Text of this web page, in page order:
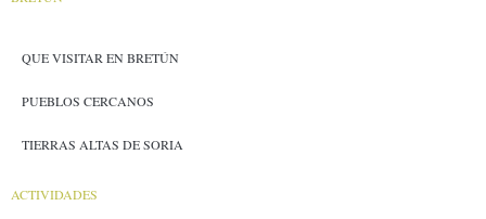
QUE VISITAR EN BRETÚN
PUEBLOS CERCANOS
TIERRAS ALTAS DE SORIA
ACTIVIDADES